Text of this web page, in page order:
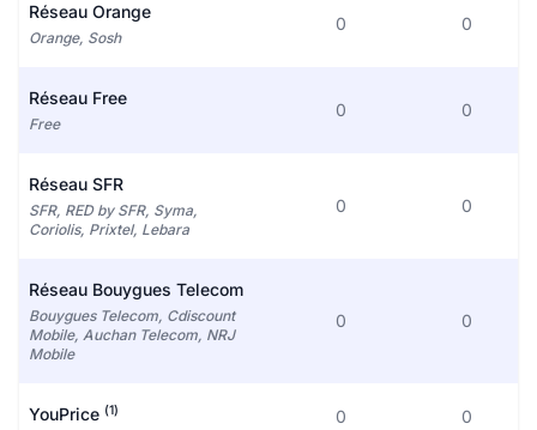
Réseau Orange
Orange, Sosh
0 0
Réseau Free
Free
0 0
Réseau SFR
SFR, RED by SFR, Syma,
Coriolis, Prixtel, Lebara
0 0
Réseau Bouygues Telecom
Bouygues Telecom, Cdiscount
Mobile, Auchan Telecom, NRJ
Mobile
0 0
YouPrice (1) 0 0